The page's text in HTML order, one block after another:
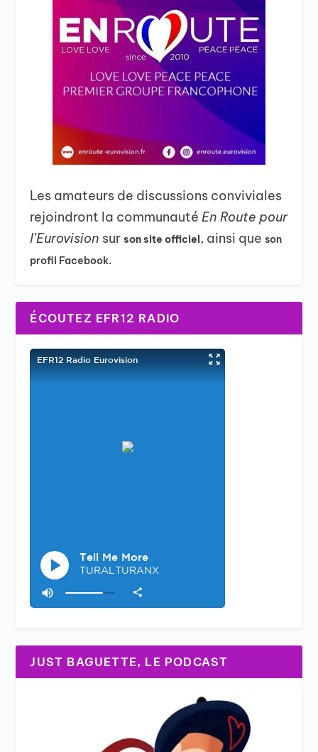
Les amateurs de discussions conviviales
rejoindront la communautéEn Route pour
l’Eurovision surson site officiel, ainsi queson
profil Facebook.
ÉCOUTEZ EFR12 RADIO
JUST BAGUETTE, LE PODCAST